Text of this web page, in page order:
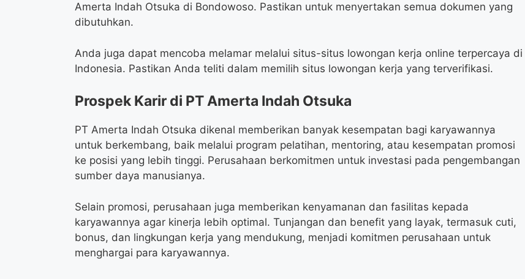
Amerta Indah Otsuka di Bondowoso. Pastikan untuk menyertakan semua dokumen yang
dibutuhkan.
Anda juga dapat mencoba melamar melalui situs-situs lowongan kerja online terpercaya di
Indonesia. Pastikan Anda teliti dalam memilih situs lowongan kerja yang terverifikasi.
Prospek Karir di PT Amerta Indah Otsuka
PT Amerta Indah Otsuka dikenal memberikan banyak kesempatan bagi karyawannya
untuk berkembang, baik melalui program pelatihan, mentoring, atau kesempatan promosi
ke posisi yang lebih tinggi. Perusahaan berkomitmen untuk investasi pada pengembangan
sumber daya manusianya.
Selain promosi, perusahaan juga memberikan kenyamanan dan fasilitas kepada
karyawannya agar kinerja lebih optimal. Tunjangan dan benefit yang layak, termasuk cuti,
bonus, dan lingkungan kerja yang mendukung, menjadi komitmen perusahaan untuk
menghargai para karyawannya.